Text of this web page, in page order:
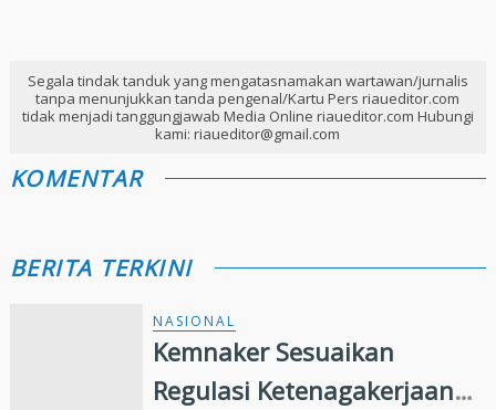
Segala tindak tanduk yang mengatasnamakan wartawan/jurnalis
tanpa menunjukkan tanda pengenal/Kartu Pers riaueditor.com
tidak menjadi tanggungjawab Media Online riaueditor.com Hubungi
kami: riaueditor@gmail.com
KOMENTAR
BERITA TERKINI
NASIONAL
Kemnaker Sesuaikan
Regulasi Ketenagakerjaan